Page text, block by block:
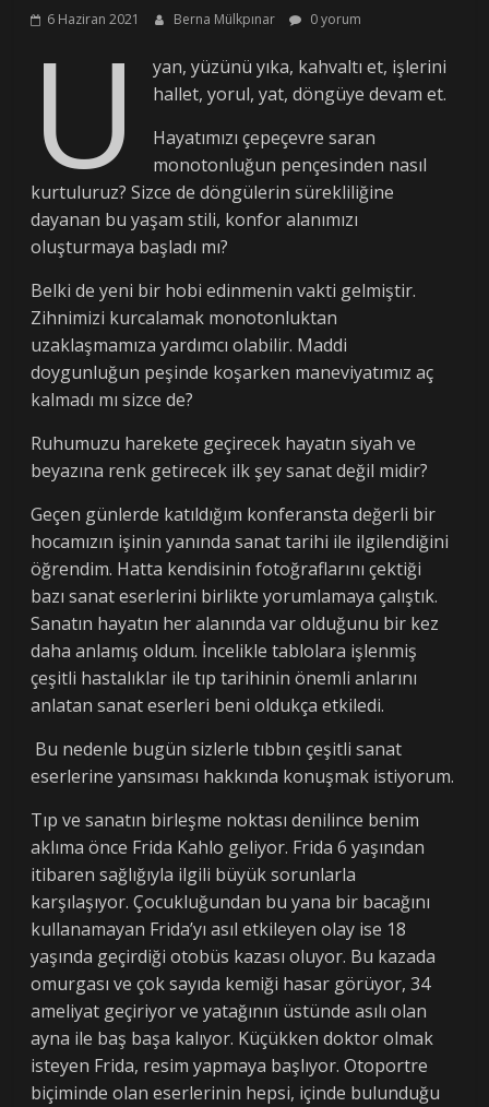
6 Haziran 2021 Berna Mülkpınar 0 yorum
U
yan, yüzünü yıka, kahvaltı et, işlerini
hallet, yorul, yat, döngüye devam et.
Hayatımızı çepeçevre saran
monotonluğun pençesinden nasıl
kurtuluruz? Sizce de döngülerin sürekliliğine
dayanan bu yaşam stili, konfor alanımızı
oluşturmaya başladı mı?
Belki de yeni bir hobi edinmenin vakti gelmiştir.
Zihnimizi kurcalamak monotonluktan
uzaklaşmamıza yardımcı olabilir. Maddi
doygunluğun peşinde koşarken maneviyatımız aç
kalmadı mı sizce de?
Ruhumuzu harekete geçirecek hayatın siyah ve
beyazına renk getirecek ilk şey sanat değil midir?
Geçen günlerde katıldığım konferansta değerli bir
hocamızın işinin yanında sanat tarihi ile ilgilendiğini
öğrendim. Hatta kendisinin fotoğraflarını çektiği
bazı sanat eserlerini birlikte yorumlamaya çalıştık.
Sanatın hayatın her alanında var olduğunu bir kez
daha anlamış oldum. İncelikle tablolara işlenmiş
çeşitli hastalıklar ile tıp tarihinin önemli anlarını
anlatan sanat eserleri beni oldukça etkiledi.
Bu nedenle bugün sizlerle tıbbın çeşitli sanat
eserlerine yansıması hakkında konuşmak istiyorum.
Tıp ve sanatın birleşme noktası denilince benim
aklıma önce Frida Kahlo geliyor. Frida 6 yaşından
itibaren sağlığıyla ilgili büyük sorunlarla
karşılaşıyor. Çocukluğundan bu yana bir bacağını
kullanamayan Frida’yı asıl etkileyen olay ise 18
yaşında geçirdiği otobüs kazası oluyor. Bu kazada
omurgası ve çok sayıda kemiği hasar görüyor, 34
ameliyat geçiriyor ve yatağının üstünde asılı olan
ayna ile baş başa kalıyor. Küçükken doktor olmak
isteyen Frida, resim yapmaya başlıyor. Otoportre
biçiminde olan eserlerinin hepsi, içinde bulunduğu